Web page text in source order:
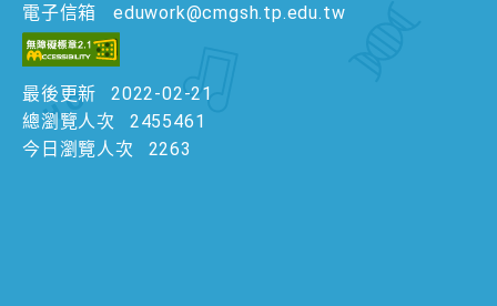
電子信箱
eduwork@cmgsh.tp.edu.tw
最後更新
2022-02-21
總瀏覽人次
2455461
今日瀏覽人次
2263